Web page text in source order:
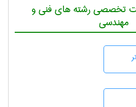
تخصصی رشته های فنی و
مهندسی